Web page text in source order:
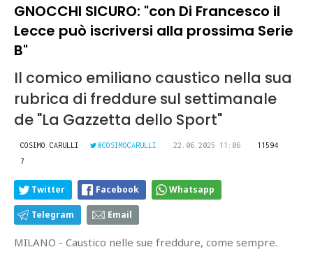
GNOCCHI SICURO: "con Di Francesco il
Lecce può iscriversi alla prossima Serie
B"
Il comico emiliano caustico nella sua
rubrica di freddure sul settimanale
de "La Gazzetta dello Sport"
COSIMO CARULLI @COSIMOCARULLI 22.06.2025 11:06
11594
7
Twitter Facebook Whatsapp
Telegram Email
MILANO - Caustico nelle sue freddure, come sempre.